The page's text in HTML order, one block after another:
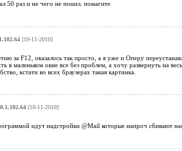
50 раз и не чего не понил. помагите
[19-11-2010]
за F12, оказалось так просто, а я уже и Оперу
в маленьком окне все без проблем, а хочу развернуть на
кстати во всех браузерах такая картинка.
[18-11-2010]
идут надстройки @Mail которые напроч сбивают